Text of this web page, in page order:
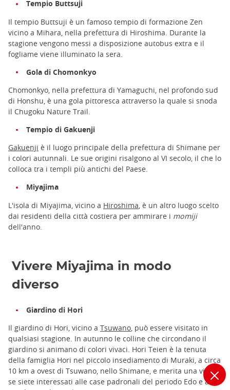
Tempio Buttsuji
Il tempio Buttsuji è un famoso tempio di formazione Zen
vicino a Mihara, nella prefettura di Hiroshima. Durante la
stagione vengono messi a disposizione autobus extra e il
fogliame viene illuminato la sera.
Gola di Chomonkyo
Chomonkyo, nella prefettura di Yamaguchi, nel profondo sud
di Honshu, è una gola pittoresca attraverso la quale si snoda
il Chugoku Nature Trail.
Tempio di Gakuenji
Gakuenji è il luogo principale della prefettura di Shimane per
i colori autunnali. Le sue origini risalgono al VI secolo, il che lo
colloca tra i templi più antichi del Paese.
Miyajima
L'isola di Miyajima, vicino a Hiroshima , è un altro luogo scelto
dai residenti della città costiera per ammirare i momiji
dell'anno.
Vivere Miyajima in modo
diverso
Giardino di Hori
Il giardino di Hori, vicino a Tsuwano, può essere visitato in
qualsiasi stagione. In autunno le colline che circondano il
giardino si animano di colori vivaci. Hori Teien è la tenuta
della famiglia Hori nel piccolo insediamento di Muraki, a circa
10 km a ovest di Tsuwano, nello Shimane, e merita una visita
se siete interessati alle case padronali del periodo Edo e ai